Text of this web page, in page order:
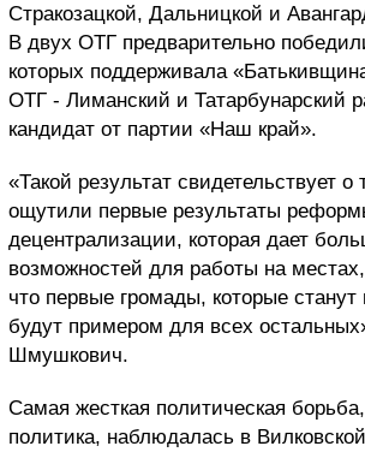
Стракозацкой, Дальницкой и
В двух ОТГ предварительно
которых поддерживала
ОТГ - Лиманский и Татарбунарский
кандидат от партии «Наш край».
«Такой результат свидетельствует
ощутили первые результаты
децентрализации, которая дает
возможностей для работы на
что первые громады, которые станут
будут примером для всех
Шмушкович.
Самая жесткая политическая
политика, наблюдалась в